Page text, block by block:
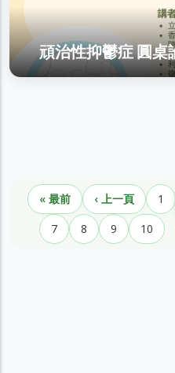
頑治性抑鬱症 圓桌
First page
« 最前 Previous
‹ 上一頁 1
Page
7 Page
8 Page
9 Page
10